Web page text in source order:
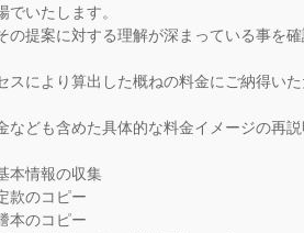
でいたします。
の提案に対する理解が深まっている事を
スにより算出した概ねの料金にご納得い
ども含めた具体的な料金イメージの再説
本情報の収集
款のコピー
本のコピー